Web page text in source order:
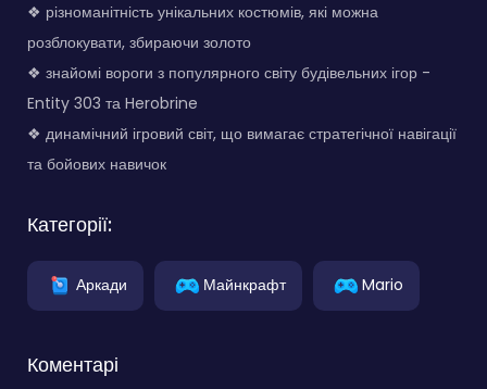
❖ різноманітність унікальних костюмів, які можна
розблокувати, збираючи золото
❖ знайомі вороги з популярного світу будівельних ігор -
Entity 303 та Herobrine
❖ динамічний ігровий світ, що вимагає стратегічної навігації
та бойових навичок
Категорії:
Аркади Майнкрафт Mario
Коментарі